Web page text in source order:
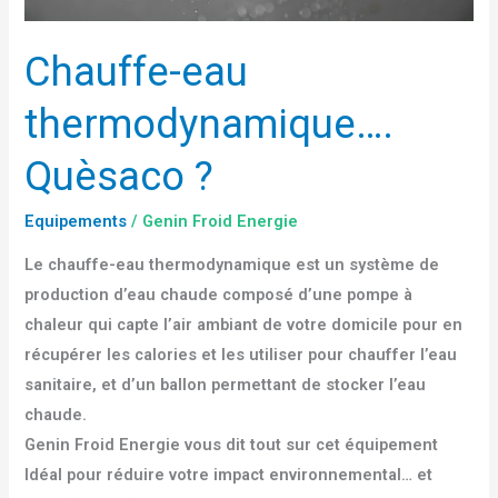
Chauffe-eau
thermodynamique….
Quèsaco ?
Equipements / Genin Froid Energie
Le chauffe-eau thermodynamique est un système de
production d’eau chaude composé d’une pompe à
chaleur qui capte l’air ambiant de votre domicile pour en
récupérer les calories et les utiliser pour chauffer l’eau
sanitaire, et d’un ballon permettant de stocker l’eau
chaude.
Genin Froid Energie vous dit tout sur cet équipement
Idéal pour réduire votre impact environnemental… et